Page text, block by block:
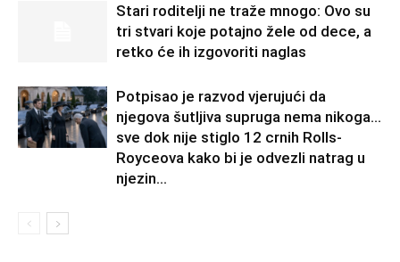
Stari roditelji ne traže mnogo: Ovo su
tri stvari koje potajno žele od dece, a
retko će ih izgovoriti naglas
Potpisao je razvod vjerujući da
njegova šutljiva supruga nema nikoga…
sve dok nije stiglo 12 crnih Rolls-
Royceova kako bi je odvezli natrag u
njezin...